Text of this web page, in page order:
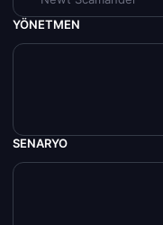
YÖNETMEN
SENARYO